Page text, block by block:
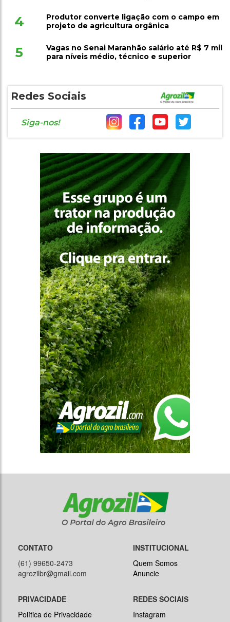
4
Produtor converte ligação com o campo em
projeto de agricultura orgânica
5
Vagas no Senai Maranhão salário até R$ 7 mil
para níveis médio, técnico e superior
Redes Sociais
Siga-nos!
CONTATO
(61) 99650-2473
agrozilbr@gmail.com
INSTITUCIONAL
Quem Somos
Anuncie
PRIVACIDADE
Política de Privacidade
REDES SOCIAIS
Instagram